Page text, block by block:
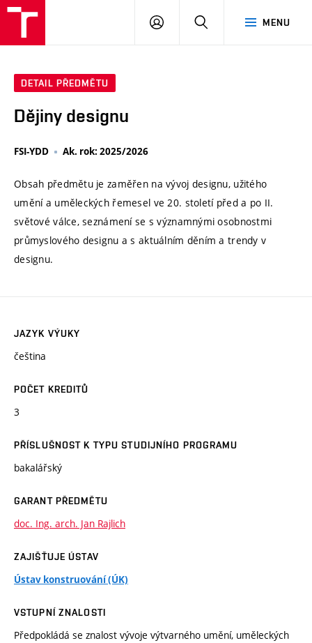
MENU
PŘIHLÁSIT
DETAIL PŘEDMĚTU
Dějiny designu
FSI-YDD Ak. rok: 2025/2026
Obsah předmětu je zaměřen na vývoj designu, užitého
umění a uměleckých řemesel ve 20. století před a po II.
světové válce, seznámení se s významnými osobnostmi
průmyslového designu a s aktuálním děním a trendy v
designu.
JAZYK VÝUKY
čeština
POČET KREDITŮ
3
PŘÍSLUŠNOST K TYPU STUDIJNÍHO PROGRAMU
bakalářský
GARANT PŘEDMĚTU
doc. Ing. arch. Jan Rajlich
ZAJIŠŤUJE ÚSTAV
Ústav konstruování (ÚK)
VSTUPNÍ ZNALOSTI
Předpokládá se znalost vývoje výtvarného umění, uměleckých